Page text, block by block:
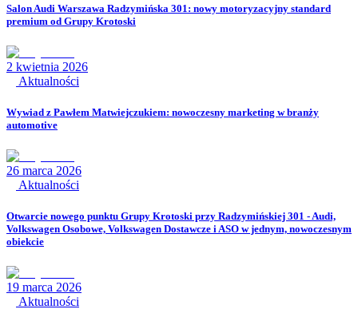
Salon Audi Warszawa Radzymińska 301: nowy motoryzacyjny standard
premium od Grupy Krotoski
2 kwietnia 2026
Aktualności
Wywiad z Pawłem Matwiejczukiem: nowoczesny marketing w branży
automotive
26 marca 2026
Aktualności
Otwarcie nowego punktu Grupy Krotoski przy Radzymińskiej 301 - Audi,
Volkswagen Osobowe, Volkswagen Dostawcze i ASO w jednym, nowoczesnym
obiekcie
19 marca 2026
Aktualności